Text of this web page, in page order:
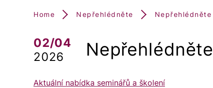
Home Nepřehlédněte Nepřehlédněte
02/04
2026
Nepřehlédněte
Aktuální nabídka seminářů a školení